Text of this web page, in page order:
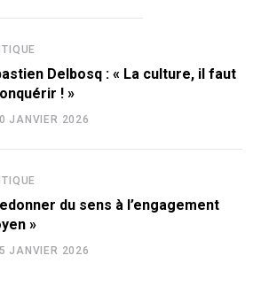
Delbosq : « La culture, il faut
! »
JANVIER 2026
du sens à l’engagement
»
JANVIER 2026